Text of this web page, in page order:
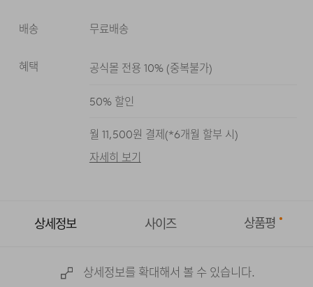
블랙
배송 무료배송
혜택 공식몰 전용 10%(중복불가)
50% 할인
월 11,500원 결제(*6개월 할부 시)
자세히 보기
상세정보 사이즈 상품평
상세정보를 확대해서 볼 수 있습니다.